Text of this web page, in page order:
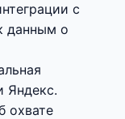
с
данным о
Яндекс.
охвате